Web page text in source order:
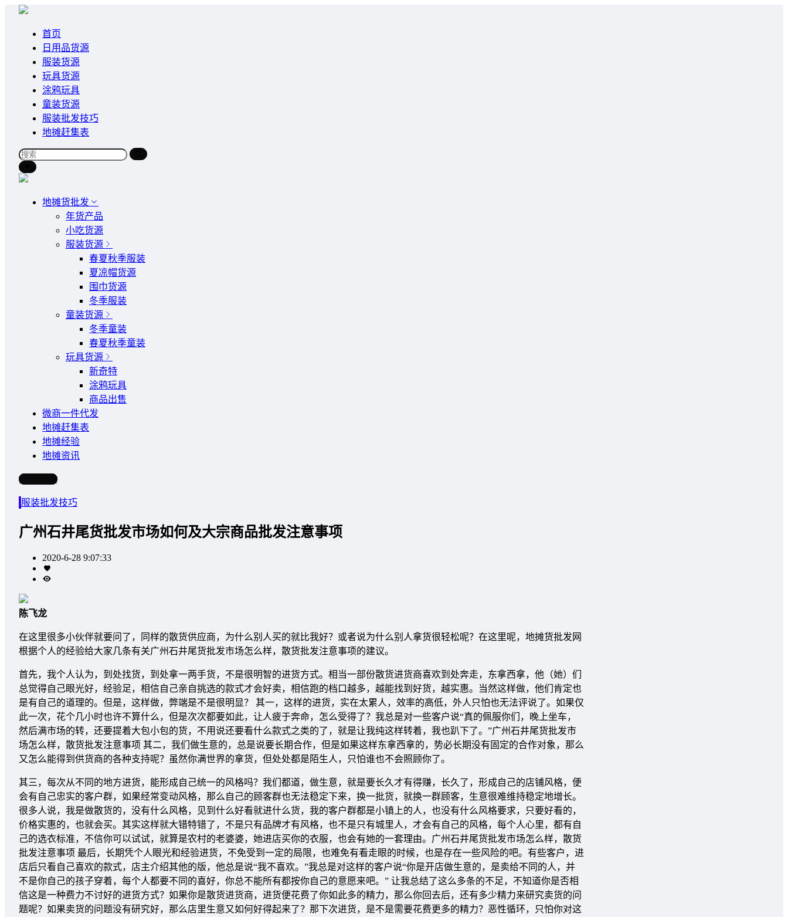
首页
日用品货源
服装货源
玩具货源
涂鸦玩具
童装货源
服装批发技巧
地摊赶集表
地摊货批发
年货产品
小吃货源
服装货源
春夏秋季服装
夏凉帽货源
围巾货源
冬季服装
童装货源
冬季童装
春夏秋季童装
玩具货源
新奇特
涂鸦玩具
商品出售
微商一件代发
地摊赶集表
地摊经验
地摊资讯
写文章
服装批发技巧
广州石井尾货批发市场如何及大宗商品批发注意事项
2020-6-28 9:07:33
陈飞龙
在这里很多小伙伴就要问了，同样的散货供应商，为什么别人买的就比我好？或者说为什么别人拿货很轻松呢？在这里呢，地摊货批发网
根据个人的经验给大家几条有关广州石井尾货批发市场怎么样，散货批发注意事项的建议。
首先，我个人认为，到处找货，到处拿一两手货，不是很明智的进货方式。相当一部份散货进货商喜欢到处奔走，东拿西拿，他（她）们
总觉得自己眼光好，经验足，相信自己亲自挑选的款式才会好卖，相信跑的档口越多，越能找到好货，越实惠。当然这样做，他们肯定也
是有自己的道理的。但是，这样做，弊端是不是很明显？ 其一，这样的进货，实在太累人，效率的高低，外人只怕也无法评说了。如果仅
此一次，花个几小时也许不算什么，但是次次都要如此，让人疲于奔命，怎么受得了？我总是对一些客户说“真的佩服你们，晚上坐车，
然后满市场的转，还要提着大包小包的货，不用说还要看什么款式之类的了，就是让我纯这样转着，我也趴下了。”广州石井尾货批发市
场怎么样，散货批发注意事项 其二，我们做生意的，总是说要长期合作，但是如果这样东拿西拿的，势必长期没有固定的合作对象，那么
又怎么能得到供货商的各种支持呢？虽然你满世界的拿货，但处处都是陌生人，只怕谁也不会照顾你了。
其三，每次从不同的地方进货，能形成自己统一的风格吗？我们都道，做生意，就是要长久才有得赚，长久了，形成自己的店铺风格，便
会有自己忠实的客户群，如果经常变动风格，那么自己的顾客群也无法稳定下来，换一批货，就换一群顾客，生意很难维持稳定地增长。
很多人说，我是做散货的，没有什么风格，见到什么好看就进什么货，我的客户群都是小镇上的人，也没有什么风格要求，只要好看的，
价格实惠的，也就会买。其实这样就大错特错了，不是只有品牌才有风格，也不是只有城里人，才会有自己的风格，每个人心里，都有自
己的选衣标准，不信你可以试试，就算是农村的老婆婆，她进店买你的衣服，也会有她的一套理由。广州石井尾货批发市场怎么样，散货
批发注意事项 最后，长期凭个人眼光和经验进货，不免受到一定的局限，也难免有看走眼的时候，也是存在一些风险的吧。有些客户，进
店后只看自己喜欢的款式，店主介绍其他的版，他总是说“我不喜欢。”我总是对这样的客户说“你是开店做生意的，是卖给不同的人，并
不是你自己的孩子穿着，每个人都要不同的喜好，你总不能所有都按你自己的意愿来吧。” 让我总结了这么多条的不足，不知道你是否相
信这是一种费力不讨好的进货方式？如果你是散货进货商，进货便花费了你如此多的精力，那么你回去后，还有多少精力来研究卖货的问
题呢？如果卖货的问题没有研究好，那么店里生意又如何好得起来了？那下次进货，是不是需要花费更多的精力？恶性循环，只怕你对这